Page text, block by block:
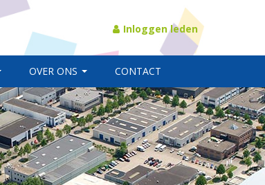
Inloggen leden
OVER ONS CONTACT